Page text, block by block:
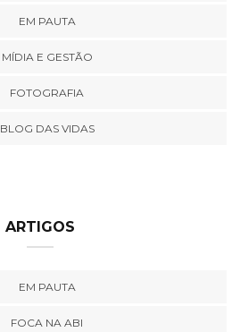
EM PAUTA
MÍDIA E GESTÃO
FOTOGRAFIA
BLOG DAS VIDAS
ARTIGOS
EM PAUTA
FOCA NA ABI